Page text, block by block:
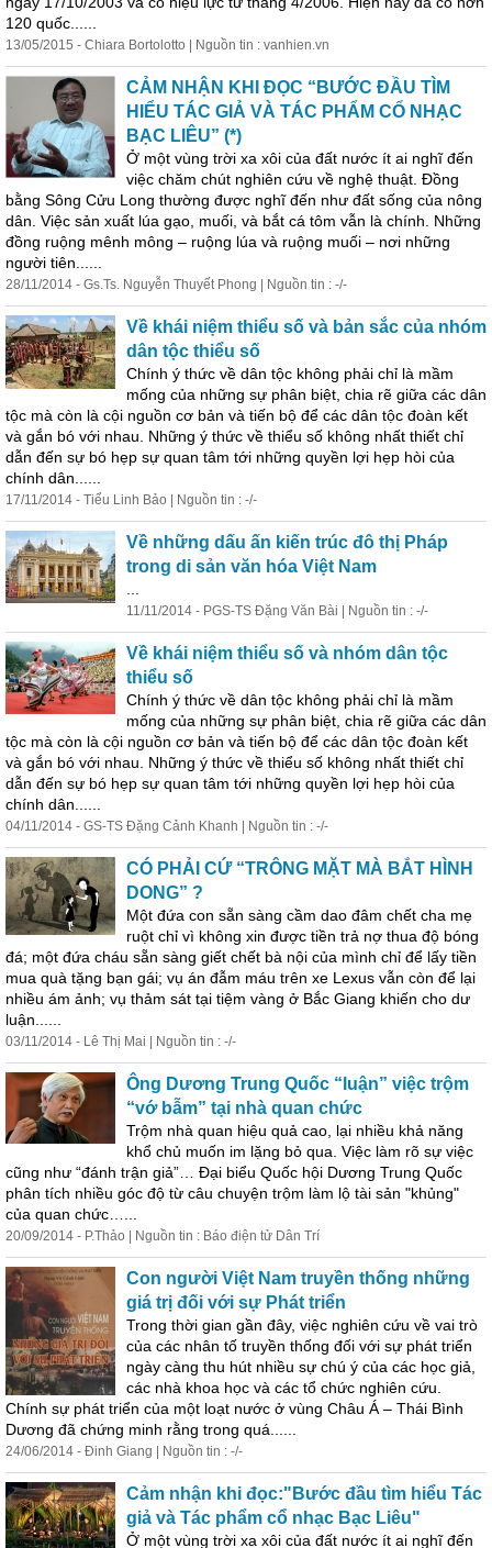
120 quốc......
13/05/2015 - Chiara Bortolotto | Nguồn tin : vanhien.vn
CẢM NHẬN KHI ĐỌC “BƯỚC ĐẦU TÌM
HIỂU TÁC GIẢ VÀ TÁC PHẨM CỔ NHẠC
BẠC LIÊU” (*)
Ở một vùng trời xa xôi của đất nước ít ai nghĩ đến
việc chăm chút nghiên cứu về nghệ thuật. Đồng
bằng Sông Cửu Long thường được nghĩ đến như đất sống của nông
dân. Việc sản xuất lúa gạo, muối, và bắt cá tôm vẫn là chính. Những
đồng ruộng mênh mông – ruộng lúa và ruộng muối – nơi những
người tiên......
28/11/2014 - Gs.Ts. Nguyễn Thuyết Phong | Nguồn tin : -/-
Về khái niệm thiểu số và bản sắc của nhóm
dân tộc thiểu số
Chính ý thức về dân tộc không phải chỉ là mầm
mống của những sự phân biệt, chia rẽ giữa các dân
tộc mà còn là cội nguồn cơ bản và tiến bộ để các dân tộc đoàn kết
và gắn bó với nhau. Những ý thức về thiểu số không nhất thiết chỉ
dẫn đến sự bó hẹp sự quan tâm tới những quyền lợi hẹp hòi của
chính dân......
17/11/2014 - Tiểu Linh Bảo | Nguồn tin : -/-
Về những dấu ấn kiến trúc đô thị Pháp
trong di sản văn hóa Việt Nam
11/11/2014 - PGS-TS Đặng Văn Bài | Nguồn tin : -/-
Về khái niệm thiểu số và nhóm dân tộc
thiểu số
Chính ý thức về dân tộc không phải chỉ là mầm
mống của những sự phân biệt, chia rẽ giữa các dân
tộc mà còn là cội nguồn cơ bản và tiến bộ để các dân tộc đoàn kết
và gắn bó với nhau. Những ý thức về thiểu số không nhất thiết chỉ
dẫn đến sự bó hẹp sự quan tâm tới những quyền lợi hẹp hòi của
chính dân......
04/11/2014 - GS-TS Đặng Cảnh Khanh | Nguồn tin : -/-
CÓ PHẢI CỨ “TRÔNG MẶT MÀ BẮT HÌNH
DONG” ?
Một đứa con sẵn sàng cầm dao đâm chết cha mẹ
ruột chỉ vì không xin được tiền trả nợ thua độ bóng
đá; một đứa cháu sẵn sàng giết chết bà nội của mình chỉ để lấy tiền
mua quà tặng bạn gái; vụ án đẫm máu trên xe Lexus vẫn còn để lại
nhiều ám ảnh; vụ thảm sát tại tiệm vàng ở Bắc Giang khiến cho dư
luận......
03/11/2014 - Lê Thị Mai | Nguồn tin : -/-
Ông Dương Trung Quốc “luận” việc trộm
“vớ bẫm” tại nhà quan chức
Trộm nhà quan hiệu quả cao, lại nhiều khả năng
khổ chủ muốn im lặng bỏ qua. Việc làm rõ sự việc
cũng như “đánh trận giả”… Đại biểu Quốc hội Dương Trung Quốc
phân tích nhiều góc độ từ câu chuyện trộm làm lộ tài sản "khủng"
của quan chức…...
20/09/2014 - P.Thảo | Nguồn tin : Báo điện tử Dân Trí
Con người Việt Nam truyền thống những
giá trị đối với sự Phát triển
Trong thời gian gần đây, việc nghiên cứu về vai trò
của các nhân tố truyền thống đối với sự phát triển
ngày càng thu hút nhiều sự chú ý của các học giả,
các nhà khoa học và các tổ chức nghiên cứu.
Chính sự phát triển của một loạt nước ở vùng Châu Á – Thái Bình
Dương đã chứng minh rằng trong quá......
24/06/2014 - Đinh Giang | Nguồn tin : -/-
Cảm nhận khi đọc:"Bước đầu tìm hiểu Tác
giả và Tác phẩm cổ nhạc Bạc Liêu"
Ở một vùng trời xa xôi của đất nước ít ai nghĩ đến